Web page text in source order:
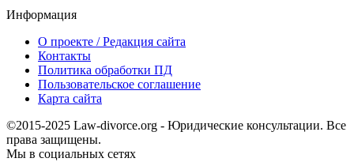
Информация
О проекте / Редакция сайта
Контакты
Политика обработки ПД
Пользовательское соглашение
Карта сайта
©2015-2025 Law-divorce.org - Юридические консультации. Все
права защищены.
Мы в социальных сетях